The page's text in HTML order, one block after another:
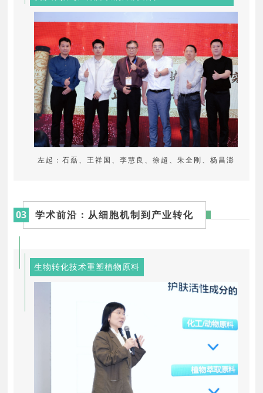
左起：石磊、王祥国、李慧良、徐超、朱全刚、杨昌澎
03 学术前沿：从细胞机制到产业转化
生物转化技术重塑植物原料